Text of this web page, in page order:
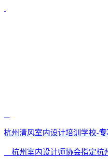
杭州清风室内设计培训学校-专
杭州室内设计师协会指定杭